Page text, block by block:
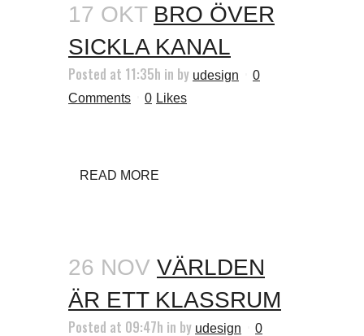
17 OKT BRO ÖVER
SICKLA KANAL
Posted at 11:35h in by udesign
0
Comments
0 Likes
READ MORE
26 NOV VÄRLDEN
ÄR ETT KLASSRUM
Posted at 09:47h in by udesign 0